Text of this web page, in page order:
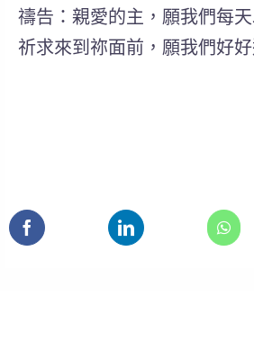
禱告：親愛的主，願我們每
祈求來到祢面前，願我們好